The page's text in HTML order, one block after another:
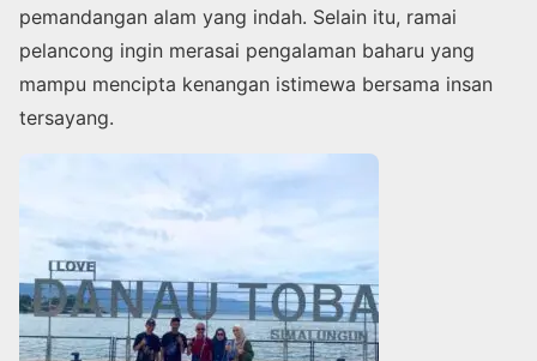
pemandangan alam yang indah. Selain itu, ramai
pelancong ingin merasai pengalaman baharu yang
mampu mencipta kenangan istimewa bersama insan
tersayang.